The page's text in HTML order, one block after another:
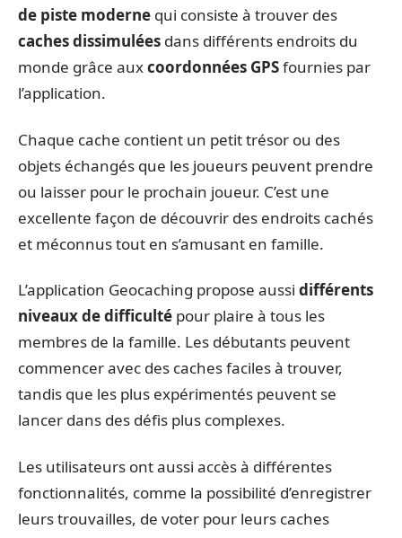
de piste moderne qui consiste à trouver des
caches dissimulées dans différents endroits du
monde grâce auxcoordonnées GPSfournies par
l’application.
Chaque cache contient un petit trésor ou des
objets échangés que les joueurs peuvent prendre
ou laisser pour le prochain joueur. C’est une
excellente façon de découvrir des endroits cachés
et méconnus tout en s’amusant en famille.
L’application Geocaching propose aussi différents
niveaux de difficulté pour plaire à tous les
membres de la famille. Les débutants peuvent
commencer avec des caches faciles à trouver,
tandis que les plus expérimentés peuvent se
lancer dans des défis plus complexes.
Les utilisateurs ont aussi accès à différentes
fonctionnalités, comme la possibilité d’enregistrer
leurs trouvailles, de voter pour leurs caches